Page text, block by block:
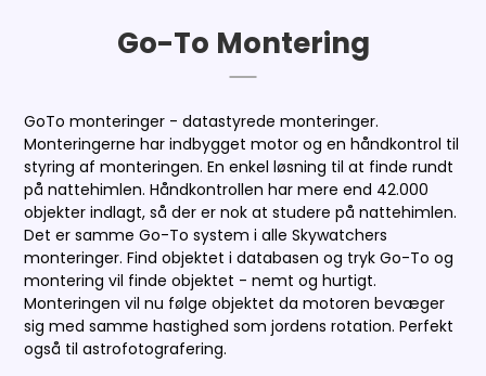
Go-To Montering
GoTo monteringer - datastyrede monteringer.
Monteringerne har indbygget motor og en håndkontrol til
styring af monteringen. En enkel løsning til at finde rundt
på nattehimlen. Håndkontrollen har mere end 42.000
objekter indlagt, så der er nok at studere på nattehimlen.
Det er samme Go-To system i alle Skywatchers
monteringer. Find objektet i databasen og tryk Go-To og
montering vil finde objektet - nemt og hurtigt.
Monteringen vil nu følge objektet da motoren bevæger
sig med samme hastighed som jordens rotation. Perfekt
også til astrofotografering.